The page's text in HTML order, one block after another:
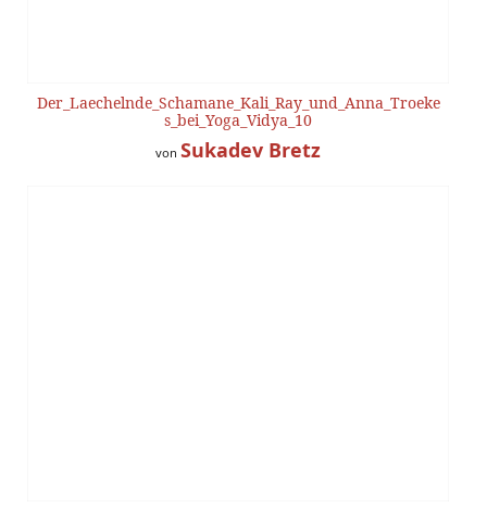
Der_Laechelnde_Schamane_Kali_Ray_und_Anna_Troeke
s_bei_Yoga_Vidya_10
von Sukadev Bretz